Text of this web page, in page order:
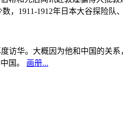
1911-1912年日本大谷探险队
度访华。大概因为他和中国的
国。 画册...